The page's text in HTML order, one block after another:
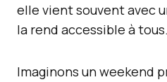
elle vient souvent avec
la rend accessible à tous.
Imaginons un weekend